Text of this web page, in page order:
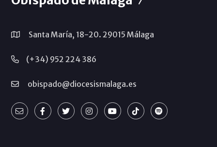
Santa María, 18-20. 29015 Málaga
(+34) 952 224 386
obispado@diocesismalaga.es